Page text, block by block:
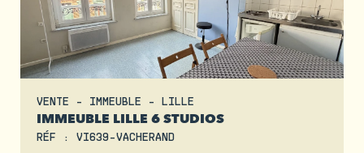
VENTE - IMMEUBLE - LILLE
IMMEUBLE LILLE 6 STUDIOS
RÉF : VI639-VACHERAND